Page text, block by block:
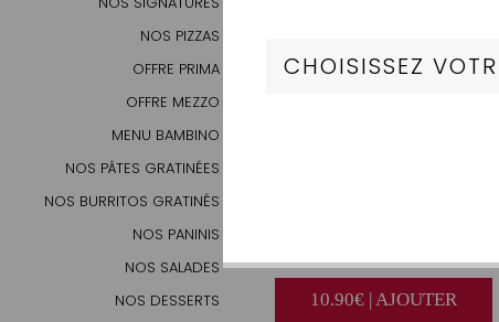
NOS PIZZAS
OFFRE PRIMA
OFFRE MEZZO
MENU BAMBINO
NOS PÂTES GRATINÉES
NOS BURRITOS GRATINÉS
NOS PANINIS
NOS SALADES
NOS DESSERTS
10.90€ | AJOUTER